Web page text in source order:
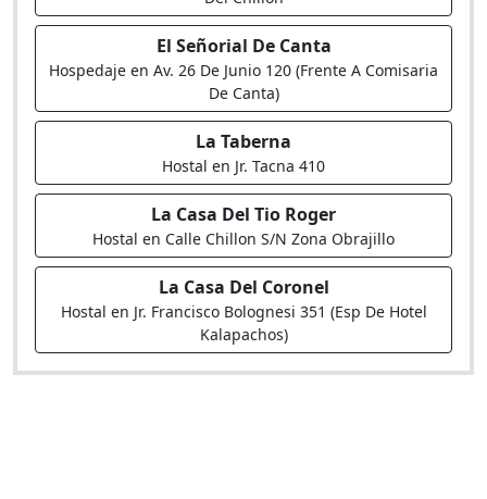
El Señorial De Canta
Hospedaje en Av. 26 De Junio 120 (Frente A Comisaria
De Canta)
La Taberna
Hostal en Jr. Tacna 410
La Casa Del Tio Roger
Hostal en Calle Chillon S/N Zona Obrajillo
La Casa Del Coronel
Hostal en Jr. Francisco Bolognesi 351 (Esp De Hotel
Kalapachos)